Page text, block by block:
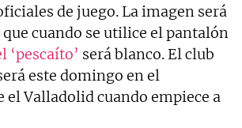
de juego. La imagen será
cuando se utilice el pantalón
‘pescaíto’ será blanco. El club
este domingo en el
el Valladolid cuando empiece a